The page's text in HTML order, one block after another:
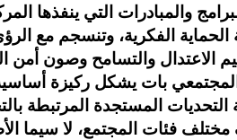
والمبادرات التي ينفذها
الفكرية، وتنسجم مع
بات يشكل ركيزة أساسية
المستجدة المرتبطة